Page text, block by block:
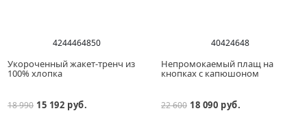
4244464850
Укороченный жакет-тренч из
100% хлопка
18 990 15 192 руб.
40424648
Непромокаемый плащ на
кнопках с капюшоном
22 600 18 090 руб.